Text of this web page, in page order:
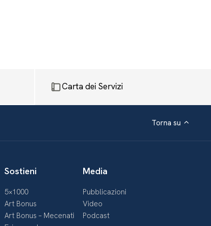
Carta dei Servizi
Torna su
Sostieni
5×1000
Art Bonus
Art Bonus – Mecenati
Media
Pubblicazioni
Video
Podcast